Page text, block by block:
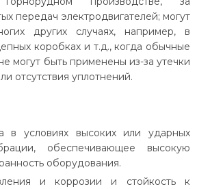
передач электродвигателей; могут
других случаях, например, в
коробках и т.д., когда обычные
могут быть применены из-за утечки
отсутствия уплотнений.
в условиях высоких или ударных
обеспечивающее высокую
оборудования.
и коррозии и стойкость к